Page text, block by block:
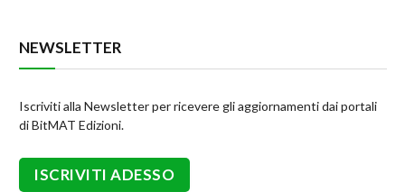
NEWSLETTER
Iscriviti alla Newsletter per ricevere gli aggiornamenti dai portali
di BitMAT Edizioni.